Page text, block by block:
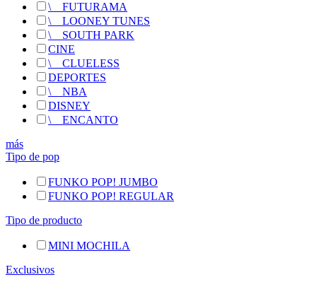
\__ FUTURAMA
\__ LOONEY TUNES
\__ SOUTH PARK
CINE
\__ CLUELESS
DEPORTES
\__ NBA
DISNEY
\__ ENCANTO
más
Tipo de pop
FUNKO POP! JUMBO
FUNKO POP! REGULAR
Tipo de producto
MINI MOCHILA
Exclusivos